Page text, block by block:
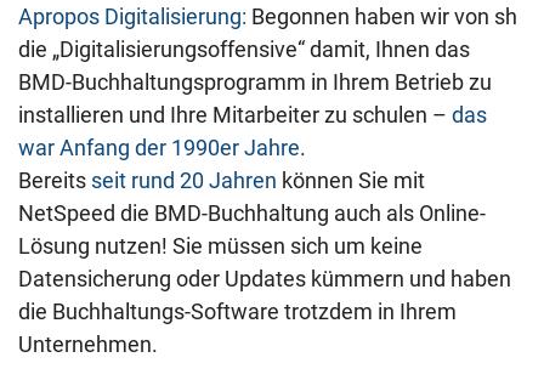
Apropos Digitalisierung: Begonnen haben wir von sh
die „Digitalisierungsoffensive“ damit, Ihnen das
BMD-Buchhaltungsprogramm in Ihrem Betrieb zu
installieren und Ihre Mitarbeiter zu schulen – das
war Anfang der 1990er Jahre.
Bereits seit rund 20 Jahren können Sie mit
NetSpeed die BMD-Buchhaltung auch als Online-
Lösung nutzen! Sie müssen sich um keine
Datensicherung oder Updates kümmern und haben
die Buchhaltungs-Software trotzdem in Ihrem
Unternehmen.